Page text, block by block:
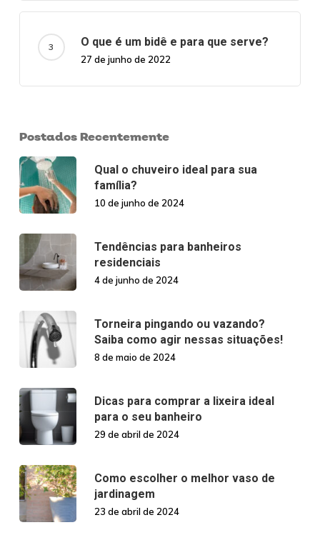
O que é um bidê e para que serve?
27 de junho de 2022
Postados Recentemente
Qual o chuveiro ideal para sua
família?
10 de junho de 2024
Tendências para banheiros
residenciais
4 de junho de 2024
Torneira pingando ou vazando?
Saiba como agir nessas situações!
8 de maio de 2024
Dicas para comprar a lixeira ideal
para o seu banheiro
29 de abril de 2024
Como escolher o melhor vaso de
jardinagem
23 de abril de 2024